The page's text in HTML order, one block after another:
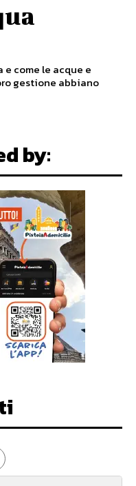
e come le acque e
gestione abbiano
by: